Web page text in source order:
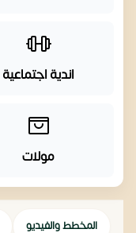
اندية اجتماعية
مولات
المخطط والفيديو